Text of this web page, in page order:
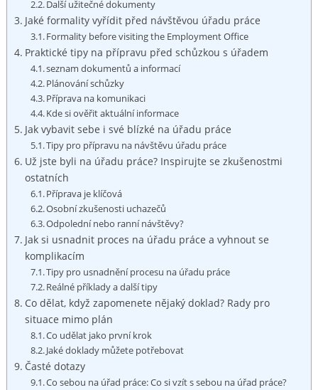
Další užitečné dokumenty
Jaké formality‌ vyřídit před návštěvou úřadu práce
Formality before visiting the Employment Office
Praktické tipy na přípravu před schůzkou s úřadem
seznam dokumentů a informací
Plánování schůzky
Příprava na komunikaci
Kde si ověřit aktuální informace
Jak vybavit sebe i své blízké na úřadu práce
Tipy‍ pro přípravu na​ návštěvu úřadu práce
Už ⁣jste byli na úřadu práce? ⁣Inspirujte se zkušenostmi
ostatních
Příprava je klíčová
Osobní zkušenosti uchazečů
Odpolední nebo ranní návštěvy?
Jak si usnadnit proces na úřadu práce a vyhnout se
komplikacím
Tipy pro usnadnění procesu na úřadu ‌práce
Reálné příklady a další tipy
Co dělat,​ když⁢ zapomenete nějaký doklad? ‍Rady pro
situace mimo plán
Co udělat jako‌ první ‌krok
Jaké doklady můžete potřebovat
Časté dotazy
Co sebou na‌ úřad práce: Co si ⁣vzít s sebou na úřad práce?